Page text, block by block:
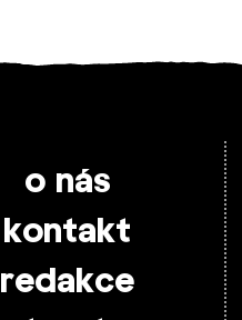
o nás
kontakt
redakce